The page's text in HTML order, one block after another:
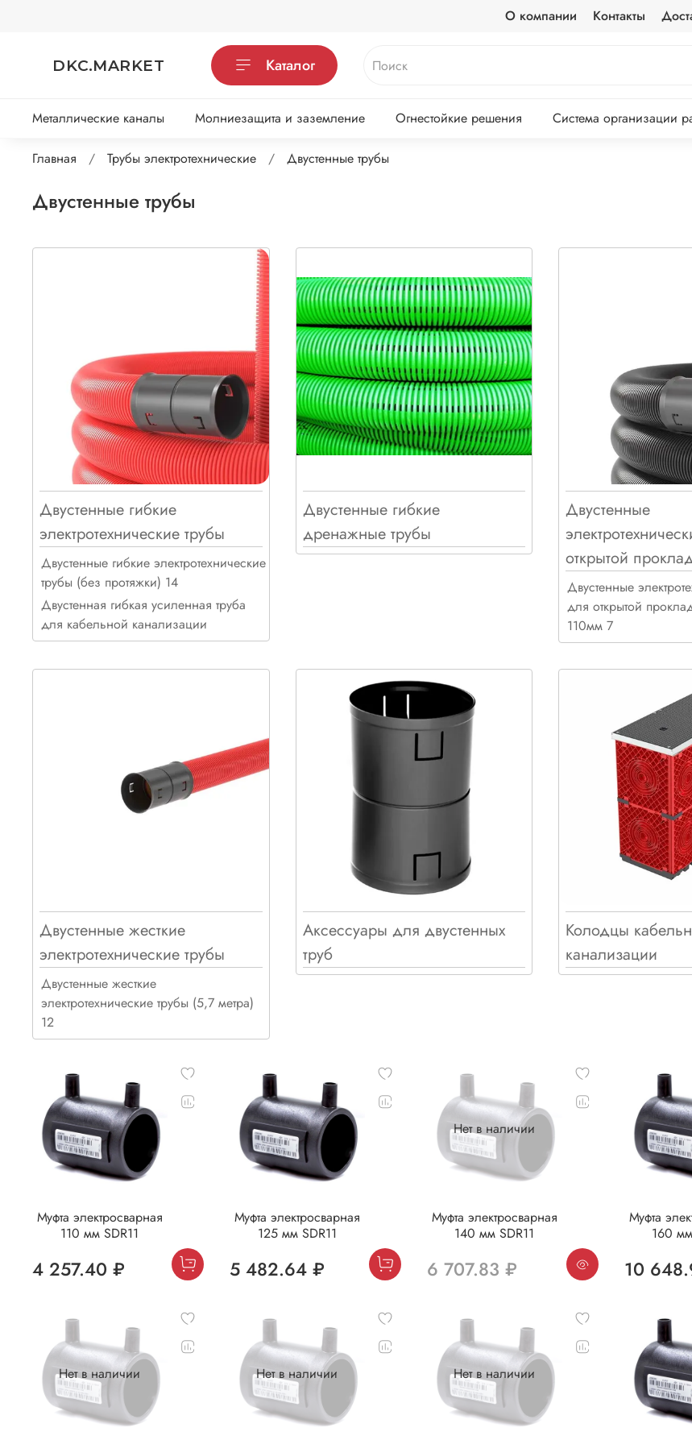
О компании Контакты
DKC.MARKET Каталог
Металлические каналы Молниезащита и заземление Огнестойкие решения Система организации
Главная Трубы электротехнические Двустенные трубы
Двустенные трубы
Двустенные гибкие
электротехнические трубы
Двустенные гибкие электротехнические
трубы (без протяжки) 14
Двустенная гибкая усиленная труба
для кабельной канализации
Двустенные гибкие
дренажные трубы
Двустенные
открытой
Двустенные
для открытой
110мм 7
Двустенные жесткие
электротехнические трубы
Двустенные жесткие
электротехнические трубы (5,7 метра)
12
Аксессуары для двустенных
труб
Колодцы
канализации
Муфта электросварная
110 мм SDR11
4 257.40 ₽
Муфта электросварная
125 мм SDR11
5 482.64 ₽
Нет в наличии
Муфта электросварная
140 мм SDR11
6 707.83 ₽
Муфта
160
10
Нет в наличии Нет в наличии Нет в наличии